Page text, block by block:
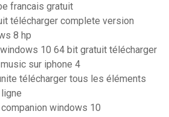
francais gratuit
télécharger complete version
8 hp
10 64 bit gratuit télécharger
sur iphone 4
télécharger tous les éléments
windows 10